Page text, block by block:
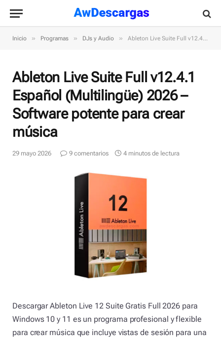
Inicio » Programas » DJs y Audio » Ableton Live Suite Full v12.4.1 Español (Multilingüe) 2026 – Software potente para crear música
Ableton Live Suite Full v12.4.1
Español (Multilingüe) 2026 –
Software potente para crear
música
29 mayo 2026 9 comentarios 4 minutos de lectura
Descargar Ableton Live 12 Suite Gratis Full 2026 para
Windows 10 y 11 es un programa profesional y flexible
para crear música que incluye vistas de sesión para una